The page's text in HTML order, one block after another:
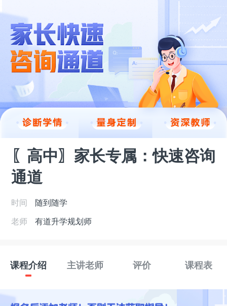
〖高中〗家长专属：快速咨询
通道
时间
随到随学
老师
有道升学规划师
课程介绍 主讲老师 评价 课程表